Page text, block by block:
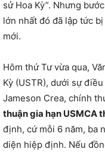
sử Hoa Kỳ”. Nhưng
lớn nhất đó đã lập tức
mới.
Hôm thứ Tư vừa qua,
Kỳ (USTR), dưới sự
Jameson Crea, chính
thuận gia hạn USMCA
định, cứ mỗi 6 năm, ba
diện hiệp định. Nếu